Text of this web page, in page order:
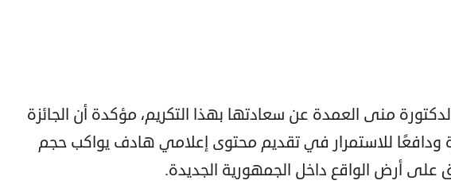
منى العمدة عن سعادتها بهذا التكريم، مؤكدة أن الجائزة
ودافعًا للاستمرار في تقديم محتوى إعلامي هادف يواكب حجم
على أرض الواقع داخل الجمهورية الجديدة.